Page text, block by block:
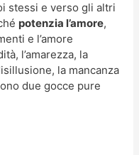
stessi e verso gli altri
potenzia l’amore,
e l’amore
l’amarezza, la
la mancanza
due gocce pure